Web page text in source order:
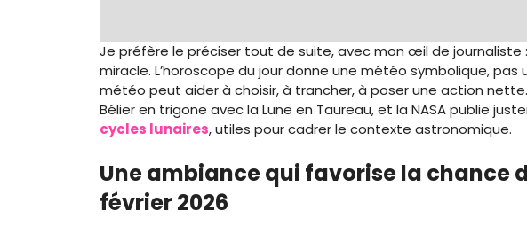
Je préfère le préciser tout de suite, avec mon œil de journaliste
miracle. L’horoscope du jour donne une météo symbolique,
météo peut aider à choisir, à trancher, à poser une action
Bélier en trigone avec la Lune en Taureau, et la NASA publie
cycles lunaires, utiles pour cadrer le contexte astronomique.
Une ambiance qui favorise la chance
février 2026